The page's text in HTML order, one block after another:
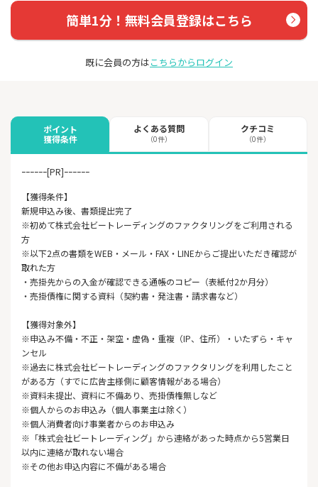
簡単1分！無料会員登録はこちら
既に会員の方はこちらからログイン
ポイント
獲得条件
よくある質問
（0件）
クチコミ
（0件）
ｰｰｰｰｰｰ[PR]ｰｰｰｰｰｰ
【獲得条件】
新規申込み後、書類提出完了
※初めて株式会社ビートレーディングのファクタリングをご利用される
方
※以下2点の書類をWEB・メール・FAX・LINEからご提出いただき確認が
取れた方
・売掛先からの入金が確認できる通帳のコピー（表紙付2か月分）
・売掛債権に関する資料（契約書・発注書・請求書など）
【獲得対象外】
※申込み不備・不正・架空・虚偽・重複（IP、住所）・いたずら・キャ
ンセル
※過去に株式会社ビートレーディングのファクタリングを利用したこと
がある方（すでに広告主様側に顧客情報がある場合）
※資料未提出、資料に不備あり、売掛債権無しなど
※個人からのお申込み（個人事業主は除く）
※個人消費者向け事業者からのお申込み
※「株式会社ビートレーディング」から連絡があった時点から5営業日
以内に連絡が取れない場合
※その他お申込内容に不備がある場合